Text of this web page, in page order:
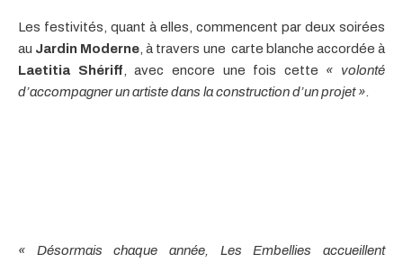
Les festivités, quant à elles, commencent par deux soirées
au Jardin Moderne , à travers une carte blanche accordée à
Laetitia Shériff , avec encore une fois cette « volonté
d’accompagner un artiste dans la construction d’un projet »
« Désormais chaque année, Les Embellies accueillent